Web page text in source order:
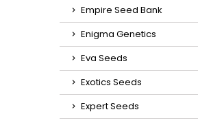
Empire Seed Bank
Enigma Genetics
Eva Seeds
Exotics Seeds
Expert Seeds